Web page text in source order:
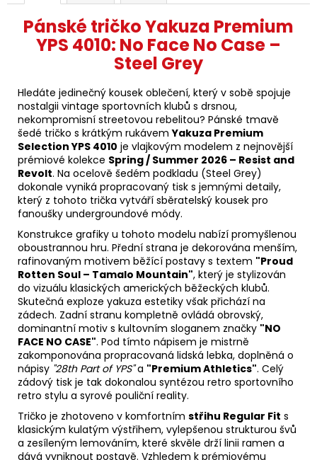
Pánské tričko Yakuza Premium
YPS 4010: No Face No Case –
Steel Grey
Hledáte jedinečný kousek oblečení, který v sobě spojuje
nostalgii vintage sportovních klubů s drsnou,
nekompromisní streetovou rebelitou? Pánské tmavě
šedé tričko s krátkým rukávemYakuza Premium
Selection YPS 4010 je vlajkovým modelem z nejnovější
prémiové kolekce Spring / Summer 2026 – Resist and
Revolt. Na ocelově šedém podkladu (Steel Grey)
dokonale vyniká propracovaný tisk s jemnými detaily,
který z tohoto trička vytváří sběratelský kousek pro
fanoušky undergroundové módy.
Konstrukce grafiky u tohoto modelu nabízí promyšlenou
oboustrannou hru. Přední strana je dekorována menším,
rafinovaným motivem běžící postavy s textem "Proud
Rotten Soul – Tamalo Mountain", který je stylizován
do vizuálu klasických amerických běžeckých klubů.
Skutečná exploze yakuza estetiky však přichází na
zádech. Zadní stranu kompletně ovládá obrovský,
dominantní motiv s kultovním sloganem značky "NO
FACE NO CASE". Pod tímto nápisem je mistrně
zakomponována propracovaná lidská lebka, doplněná o
nápisy "28th Part of YPS"a "Premium Athletics". Celý
zádový tisk je tak dokonalou syntézou retro sportovního
retro stylu a syrové pouliční reality.
Tričko je zhotoveno v komfortním střihu Regular Fit s
klasickým kulatým výstřihem, vylepšenou strukturou švů
a zesíleným lemováním, které skvěle drží linii ramen a
dává vyniknout postavě. Vzhledem k prémiovému